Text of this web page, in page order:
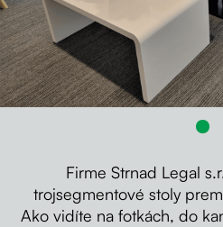
Skrinky so zásuvkami a
Akustické paravány
Firme Strnad Legal
trojsegmentové stoly
Ako vidíte na fotkách, do